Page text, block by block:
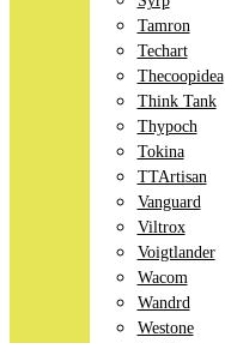
Tamron
Techart
Thecoopidea
Think Tank
Thypoch
Tokina
TTArtisan
Vanguard
Viltrox
Voigtlander
Wacom
Wandrd
Westone